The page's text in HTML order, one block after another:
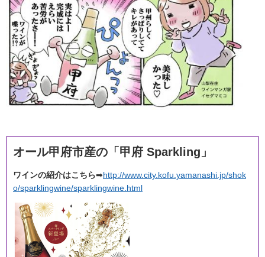
オール甲府市産の「甲府 Sparkling」
ワインの紹介はこちら➡http://www.city.kofu.yamanashi.jp/shok
o/sparklingwine/sparklingwine.html